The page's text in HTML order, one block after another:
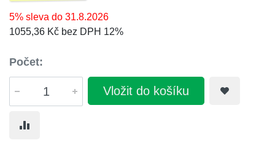
5% sleva do 31.8.2026
1055,36 Kč bez DPH 12%
Počet:
Vložit do košíku